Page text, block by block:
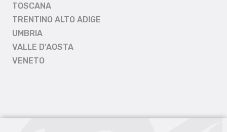
TOSCANA
TRENTINO ALTO ADIGE
UMBRIA
VALLE D'AOSTA
VENETO